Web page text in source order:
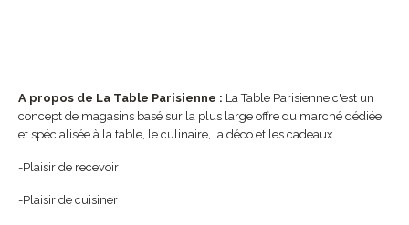
A propos de La Table Parisienne : La Table Parisienne c'est un
concept de magasins basé sur la plus large offre du marché dédiée
et spécialisée à la table, le culinaire, la déco et les cadeaux
-Plaisir de recevoir
-Plaisir de cuisiner